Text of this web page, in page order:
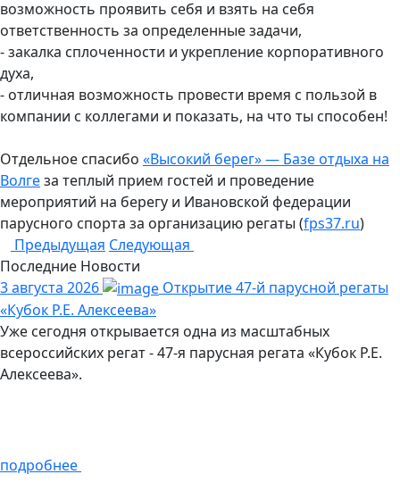
возможность проявить себя и взять на себя
ответственность за определенные задачи,
- закалка сплоченности и укрепление корпоративного
духа,
- отличная возможность провести время с пользой в
компании с коллегами и показать, на что ты способен!
Отдельное спасибо «Высокий берег» — Базе отдыха на
Волгеза теплый прием гостей и проведение
мероприятий на берегу и Ивановской федерации
парусного спорта за организацию регаты (fps37.ru)
Предыдущая Следующая
Последние Новости
3 августа 2026
Открытие 47-й парусной регаты
«Кубок Р.Е. Алексеева»
Уже сегодня открывается одна из масштабных
всероссийских регат - 47-я парусная регата «Кубок Р.Е.
Алексеева».
подробнее